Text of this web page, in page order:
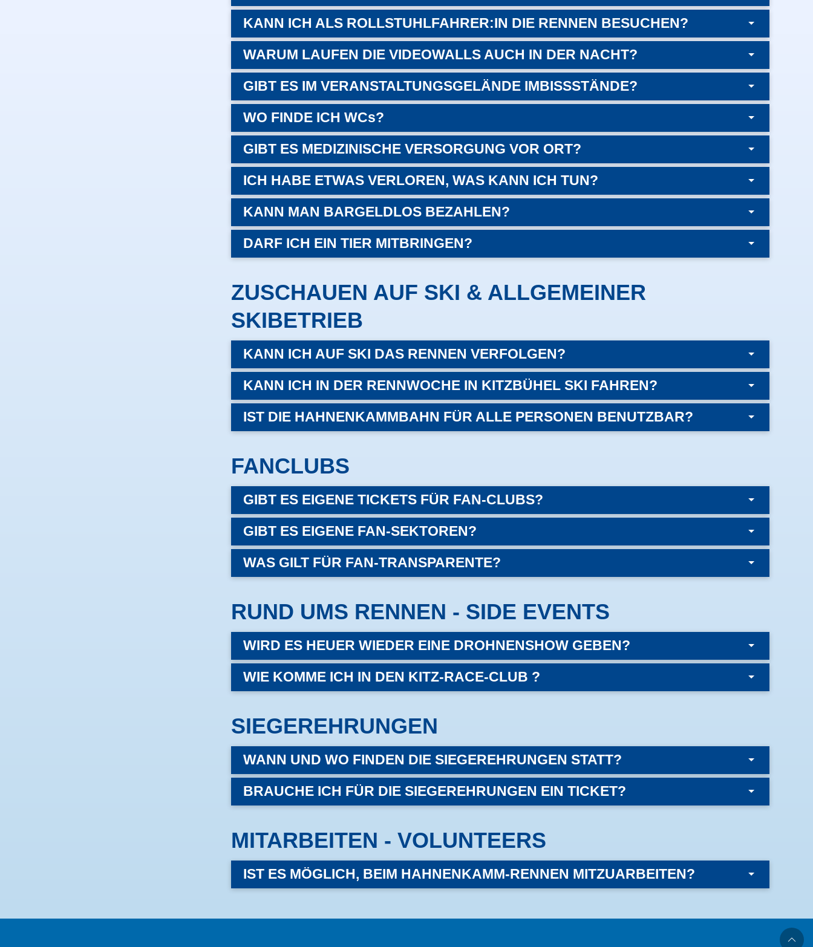
KANN ICH ALS ROLLSTUHLFAHRER:IN DIE RENNEN BESUCHEN?
WARUM LAUFEN DIE VIDEOWALLS AUCH IN DER NACHT?
GIBT ES IM VERANSTALTUNGSGELÄNDE IMBISSSTÄNDE?
WO FINDE ICH WCs?
GIBT ES MEDIZINISCHE VERSORGUNG VOR ORT?
ICH HABE ETWAS VERLOREN, WAS KANN ICH TUN?
KANN MAN BARGELDLOS BEZAHLEN?
DARF ICH EIN TIER MITBRINGEN?
ZUSCHAUEN AUF SKI & ALLGEMEINER
SKIBETRIEB
KANN ICH AUF SKI DAS RENNEN VERFOLGEN?
KANN ICH IN DER RENNWOCHE IN KITZBÜHEL SKI FAHREN?
IST DIE HAHNENKAMMBAHN FÜR ALLE PERSONEN BENUTZBAR?
FANCLUBS
GIBT ES EIGENE TICKETS FÜR FAN-CLUBS?
GIBT ES EIGENE FAN-SEKTOREN?
WAS GILT FÜR FAN-TRANSPARENTE?
RUND UMS RENNEN - SIDE EVENTS
WIRD ES HEUER WIEDER EINE DROHNENSHOW GEBEN?
WIE KOMME ICH IN DEN KITZ-RACE-CLUB ?
SIEGEREHRUNGEN
WANN UND WO FINDEN DIE SIEGEREHRUNGEN STATT?
BRAUCHE ICH FÜR DIE SIEGEREHRUNGEN EIN TICKET?
MITARBEITEN - VOLUNTEERS
IST ES MÖGLICH, BEIM HAHNENKAMM-RENNEN MITZUARBEITEN?